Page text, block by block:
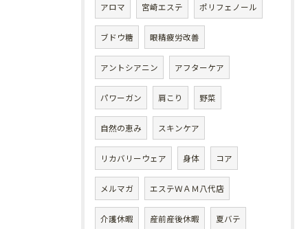
アロマ 宮崎エステ ポリフェノール
ブドウ糖 眼精疲労改善
アントシアニン アフターケア
パワーガン 肩こり 野菜
自然の恵み スキンケア
リカバリーウェア 身体 コア
メルマガ エステＷＡＭ八代店
介護休暇 産前産後休暇 夏バテ